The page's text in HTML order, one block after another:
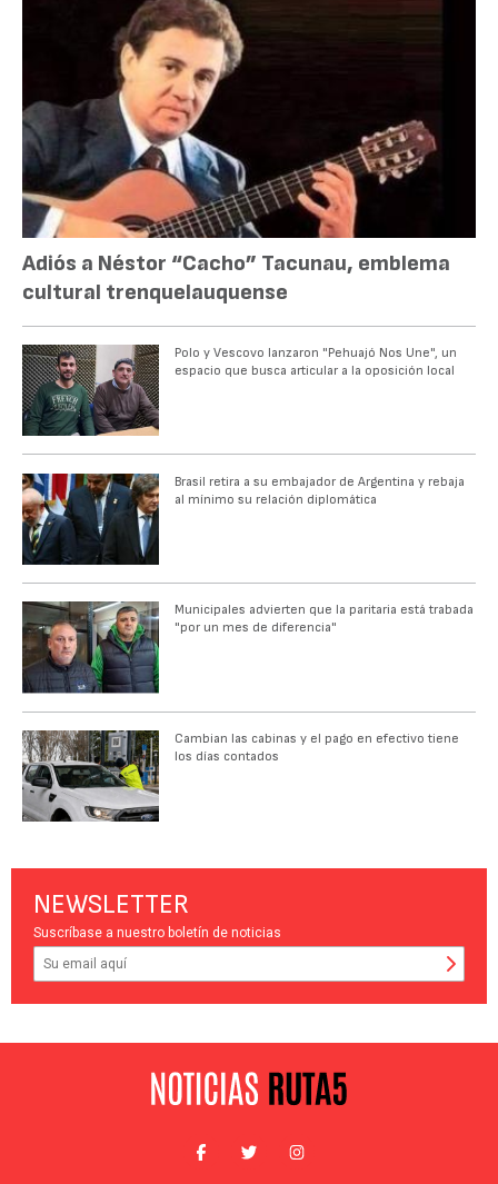
Adiós a Néstor “Cacho” Tacunau, emblema
cultural trenquelauquense
Polo y Vescovo lanzaron "Pehuajó Nos Une", un
espacio que busca articular a la oposición local
Brasil retira a su embajador de Argentina y rebaja
al mínimo su relación diplomática
Municipales advierten que la paritaria está trabada
"por un mes de diferencia"
Cambian las cabinas y el pago en efectivo tiene
los días contados
NEWSLETTER
Suscríbase a nuestro boletín de noticias